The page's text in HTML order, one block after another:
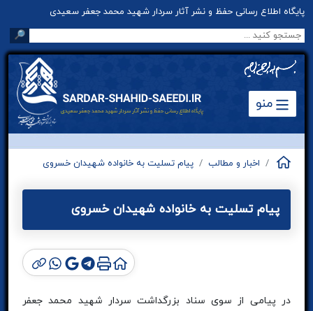
پایگاه اطلاع رسانی حفظ و نشر آثار سردار شهید محمد جعفر سعیدی
🔎
منو
اخبار و مطالب پیام تسلیت به خانواده شهیدان خسروی
پیام تسلیت به خانواده شهیدان خسروی
در پیامی از سوی سناد بزرگداشت سردار شهید محمد جعفر